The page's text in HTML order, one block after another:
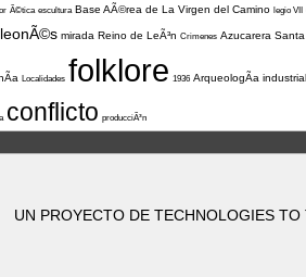
Ã©tica escultura Base AÃ©rea de La Virgen del Camino legio VII
mirada Reino de LeÃ³n Crimenes Azucarera Santa
Localidades folklore 1936 ArqueologÃ­a industrial
conflicto producciÃ³n
UN PROYECTO DE TECHNOLOGIES